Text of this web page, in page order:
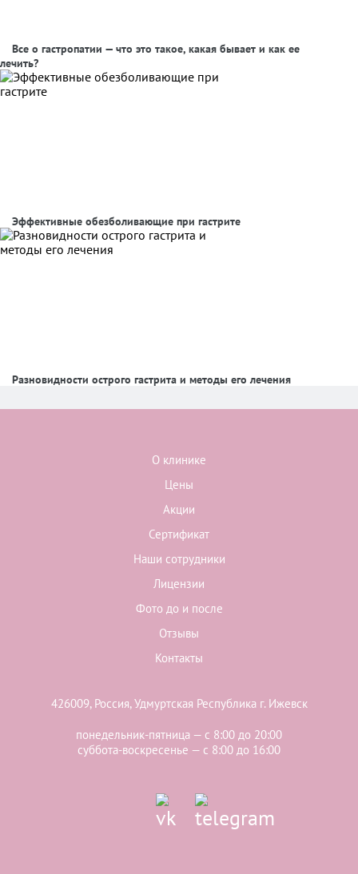
Все о гастропатии — что это такое, какая бывает и как ее
лечить?
Эффективные обезболивающие при гастрите
Разновидности острого гастрита и методы его лечения
О клинике
Цены
Акции
Сертификат
Наши сотрудники
Лицензии
Фото до и после
Отзывы
Контакты
426009, Россия, Удмуртская Республика г. Ижевск
понедельник-пятница — с 8:00 до 20:00
суббота-воскресенье — с 8:00 до 16:00